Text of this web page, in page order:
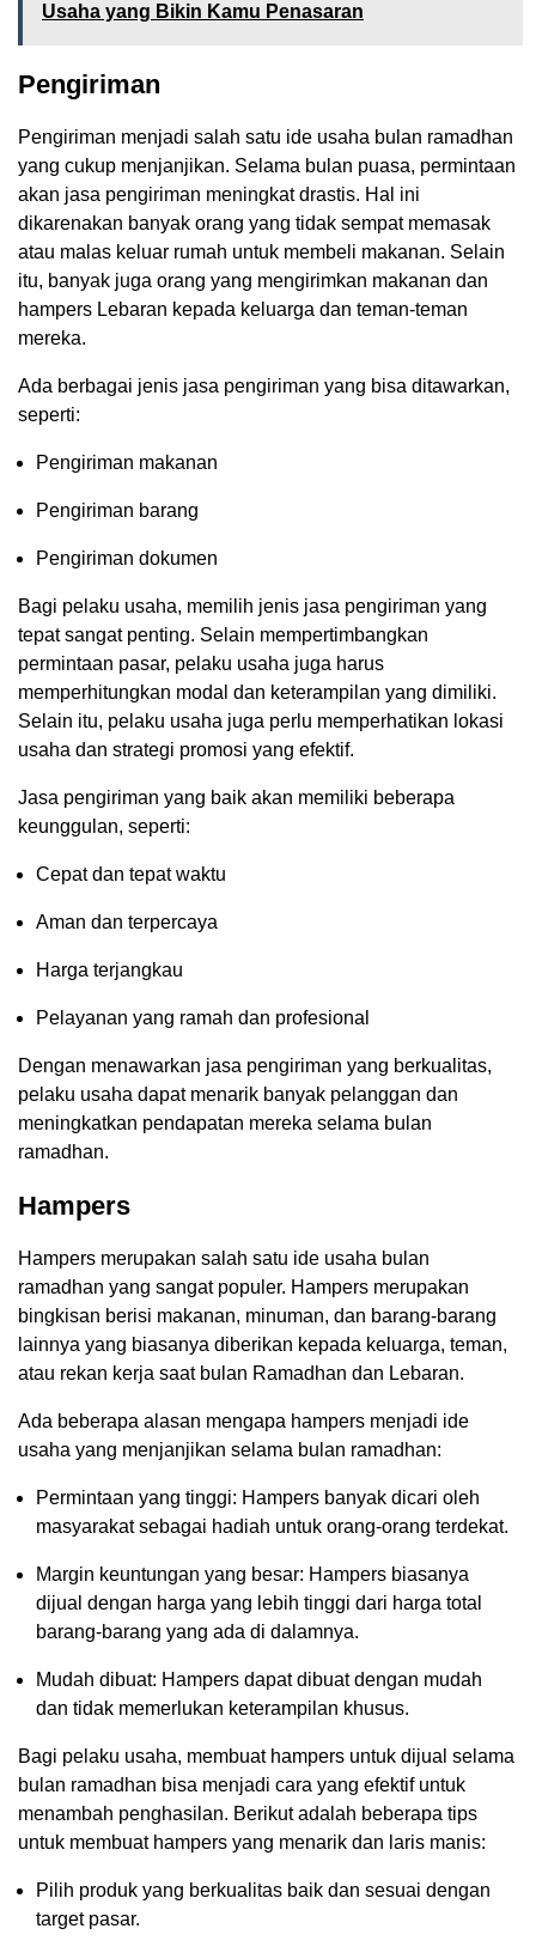
Usaha yang Bikin Kamu Penasaran
Pengiriman
Pengiriman menjadi salah satu ide usaha bulan ramadhan
yang cukup menjanjikan. Selama bulan puasa, permintaan
akan jasa pengiriman meningkat drastis. Hal ini
dikarenakan banyak orang yang tidak sempat memasak
atau malas keluar rumah untuk membeli makanan. Selain
itu, banyak juga orang yang mengirimkan makanan dan
hampers Lebaran kepada keluarga dan teman-teman
mereka.
Ada berbagai jenis jasa pengiriman yang bisa ditawarkan,
seperti:
Pengiriman makanan
Pengiriman barang
Pengiriman dokumen
Bagi pelaku usaha, memilih jenis jasa pengiriman yang
tepat sangat penting. Selain mempertimbangkan
permintaan pasar, pelaku usaha juga harus
memperhitungkan modal dan keterampilan yang dimiliki.
Selain itu, pelaku usaha juga perlu memperhatikan lokasi
usaha dan strategi promosi yang efektif.
Jasa pengiriman yang baik akan memiliki beberapa
keunggulan, seperti:
Cepat dan tepat waktu
Aman dan terpercaya
Harga terjangkau
Pelayanan yang ramah dan profesional
Dengan menawarkan jasa pengiriman yang berkualitas,
pelaku usaha dapat menarik banyak pelanggan dan
meningkatkan pendapatan mereka selama bulan
ramadhan.
Hampers
Hampers merupakan salah satu ide usaha bulan
ramadhan yang sangat populer. Hampers merupakan
bingkisan berisi makanan, minuman, dan barang-barang
lainnya yang biasanya diberikan kepada keluarga, teman,
atau rekan kerja saat bulan Ramadhan dan Lebaran.
Ada beberapa alasan mengapa hampers menjadi ide
usaha yang menjanjikan selama bulan ramadhan:
Permintaan yang tinggi: Hampers banyak dicari oleh
masyarakat sebagai hadiah untuk orang-orang terdekat.
Margin keuntungan yang besar: Hampers biasanya
dijual dengan harga yang lebih tinggi dari harga total
barang-barang yang ada di dalamnya.
Mudah dibuat: Hampers dapat dibuat dengan mudah
dan tidak memerlukan keterampilan khusus.
Bagi pelaku usaha, membuat hampers untuk dijual selama
bulan ramadhan bisa menjadi cara yang efektif untuk
menambah penghasilan. Berikut adalah beberapa tips
untuk membuat hampers yang menarik dan laris manis:
Pilih produk yang berkualitas baik dan sesuai dengan
target pasar.